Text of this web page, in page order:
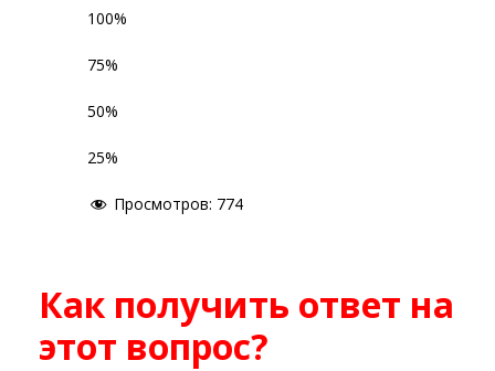
100%
75%
50%
25%
Просмотров: 774
Как получить ответ на
этот вопрос?